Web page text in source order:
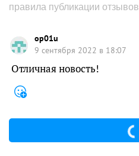
правила публикации отзывов
op01u
9 сентября 2022 в 18:07
Отличная новость!